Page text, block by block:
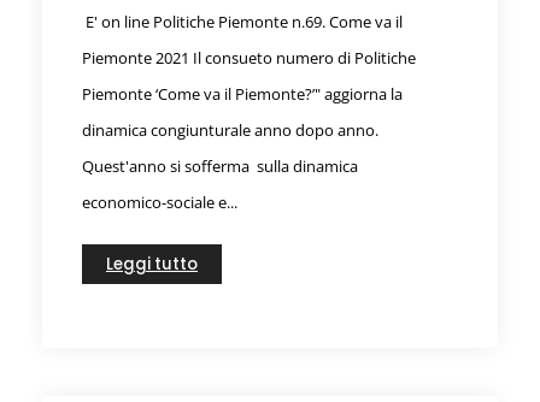
E' on line Politiche Piemonte n.69. Come va il
Piemonte 2021 Il consueto numero di Politiche
Piemonte ‘Come va il Piemonte?’" aggiorna la
dinamica congiunturale anno dopo anno.
Quest'anno si sofferma sulla dinamica
economico-sociale e...
Leggi tutto